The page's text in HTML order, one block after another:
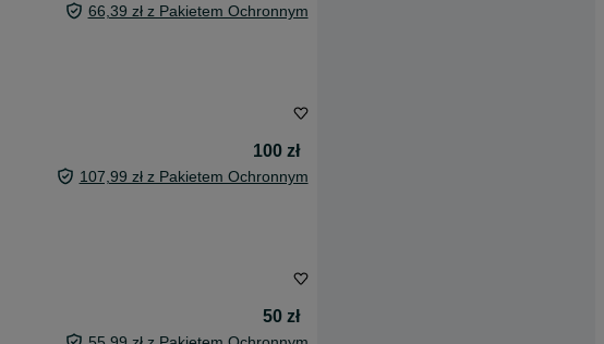
66,39 zł z Pakietem Ochronnym
100 zł
107,99 zł z Pakietem Ochronnym
50 zł